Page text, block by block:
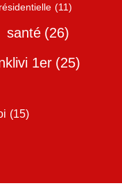
(11)
santé (26)
1er (25)
(15)